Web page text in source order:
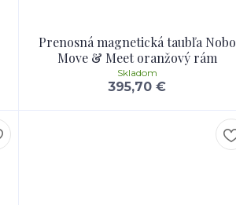
Prenosná magnetická taubľa Nobo
Move & Meet oranžový rám
395,70 €
Skladom